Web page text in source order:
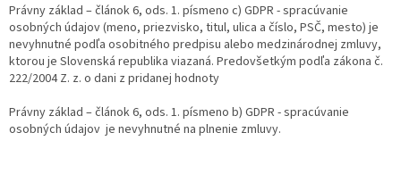
Právny základ – článok 6, ods. 1. písmeno c) GDPR - spracúvanie
osobných údajov (meno, priezvisko, titul, ulica a číslo, PSČ, mesto) je
nevyhnutné podľa osobitného predpisu alebo medzinárodnej zmluvy,
ktorou je Slovenská republika viazaná. Predovšetkým podľa zákona č.
222/2004 Z. z. o dani z pridanej hodnoty
Právny základ – článok 6, ods. 1. písmeno b) GDPR - spracúvanie
osobných údajov je nevyhnutné na plnenie zmluvy.